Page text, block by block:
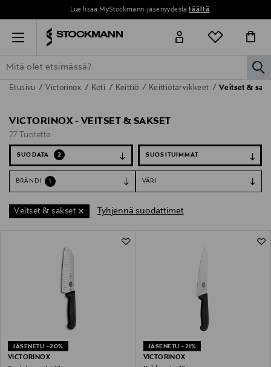
Lue lisää MyStockmann-jäsenyydestätäältä
Menu
ETSI KAIKKI NAISET MIEHET LAPSET KOTI
Etusivu Victorinox Koti Keittiö Keittiötarvikkeet Veitset &
VICTORINOX - VEITSET & SAKSET
27 Tuotetta
SUODATA 2
BRÄNDI 1 VÄRI
Veitset & sakset Tyhjennä suodattimet
JÄSENETU –20%
VICTORINOX
JÄSENETU –21%
VICTORINOX